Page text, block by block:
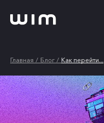
Главная Блог Как перейти...